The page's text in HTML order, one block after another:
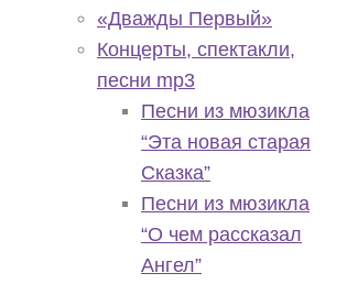
«Дважды Первый»
Концерты, спектакли,
песни mp3
Песни из мюзикла
“Эта новая старая
Сказка”
Песни из мюзикла
“О чем рассказал
Ангел”